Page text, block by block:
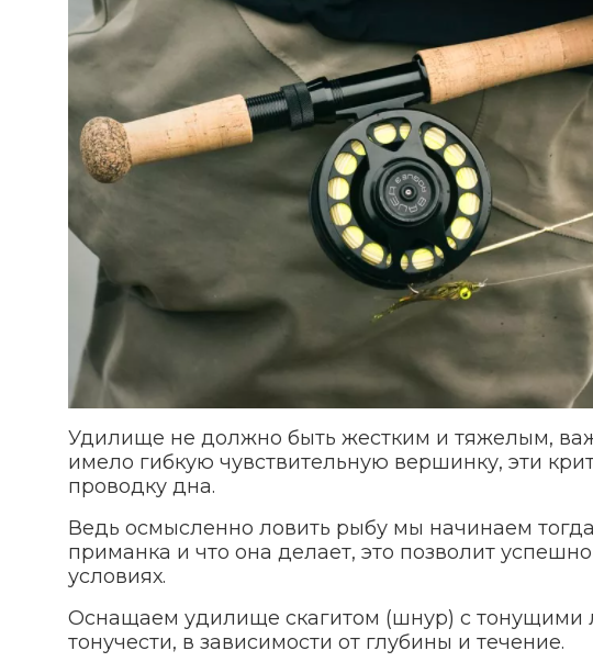
Удилище не должно быть жестким и тяжелым,
имело гибкую чувствительную вершинку, эти
проводку дна.
Ведь осмысленно ловить рыбу мы начинаем
приманка и что она делает, это позволит
условиях.
Оснащаем удилище скагитом (шнур) с тонущими
тонучести, в зависимости от глубины и течение.